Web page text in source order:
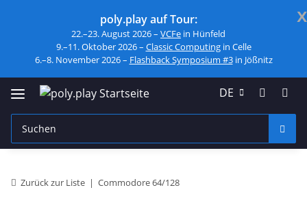
x
poly.play auf Tour:
22.–23. August 2026 – VCFe in Hünfeld
9.–11. Oktober 2026 – Classic Computingin Celle
6.–8. November 2026 – Flashback Symposium #3in Jößnitz
DE
Zurück zur Liste Commodore 64/128